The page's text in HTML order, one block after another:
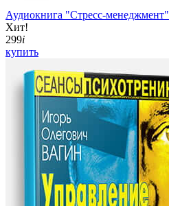
Аудиокнига "Стресс-менеджмент"
Хит!
299i
купить